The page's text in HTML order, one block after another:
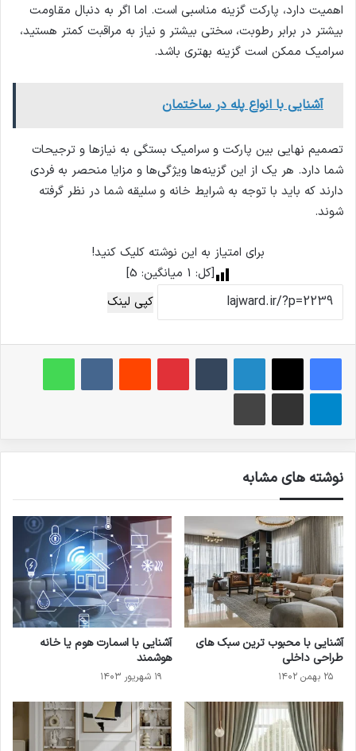
اهمیت دارد، پارکت گزینه مناسبی است. اما اگر به دنبال مقاومت
بیشتر در برابر رطوبت، سختی بیشتر و نیاز به مراقبت کمتر هستید،
سرامیک ممکن است گزینه بهتری باشد.
آشنایی با انواع پله در ساختمان
تصمیم نهایی بین پارکت و سرامیک بستگی به نیازها و ترجیحات
شما دارد. هر یک از این گزینه‌ها ویژگی‌ها و مزایا منحصر به فردی
دارند که باید با توجه به شرایط خانه و سلیقه شما در نظر گرفته
شوند.
برای امتیاز به این نوشته کلیک کنید!
[کل: 1 میانگین: 5
]
کپی لینک
فیس بوک X لینکدین ‫تامبلر ‫پین‌ترست‫رددیت ‫VKontakteواتس آپ
تلگرام اشتراک گذاری از طریق ایمیل چاپ
نوشته های مشابه
آشنایی با محبوب ترین سبک های
طراحی داخلی
۲۵ بهمن ۱۴۰۲
آشنایی با اسمارت هوم یا خانه
هوشمند
۱۹ شهریور ۱۴۰۳